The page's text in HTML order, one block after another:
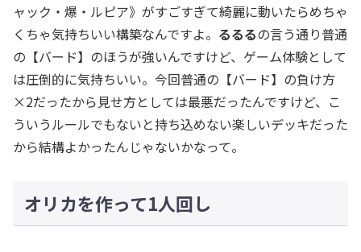
ャック・爆・ルピア》がすごすぎて綺麗に動いたらめちゃ
くちゃ気持ちいい構築なんですよ。 るるるの言う通り普通
の【バード】のほうが強いんですけど、ゲーム体験として
は圧倒的に気持ちいい。今回普通の【バード】の負け方
×2だったから見せ方としては最悪だったんですけど、こ
ういうルールでもないと持ち込めない楽しいデッキだった
から結構よかったんじゃないかなって。
オリカを作って1人回し